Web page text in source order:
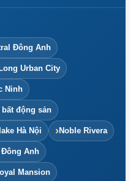
Đông Anh
Urban City
Ninh
bất động sản
Hà Nội Noble Rivera
Anh
Mansion